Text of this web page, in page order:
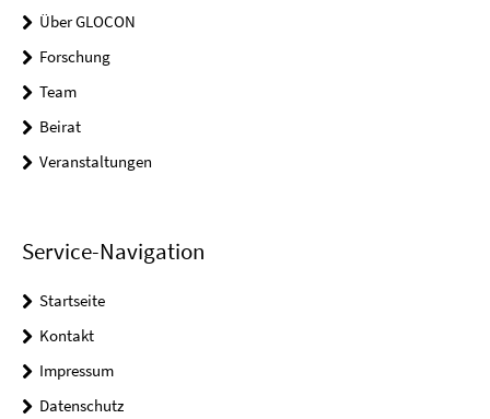
Über GLOCON
Forschung
Team
Beirat
Veranstaltungen
Service-Navigation
Startseite
Kontakt
Impressum
Datenschutz